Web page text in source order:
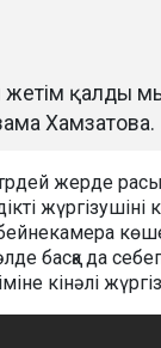
қалды
Хамзатова.
жерде
жүргізушіні
басқа да
кінәлі